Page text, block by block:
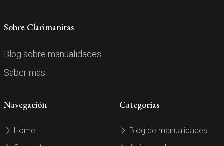
Sobre Clarimanitas
Blog sobre manualidades.
Saber más
Navegación
Home
Categorías
Blog de manualidades